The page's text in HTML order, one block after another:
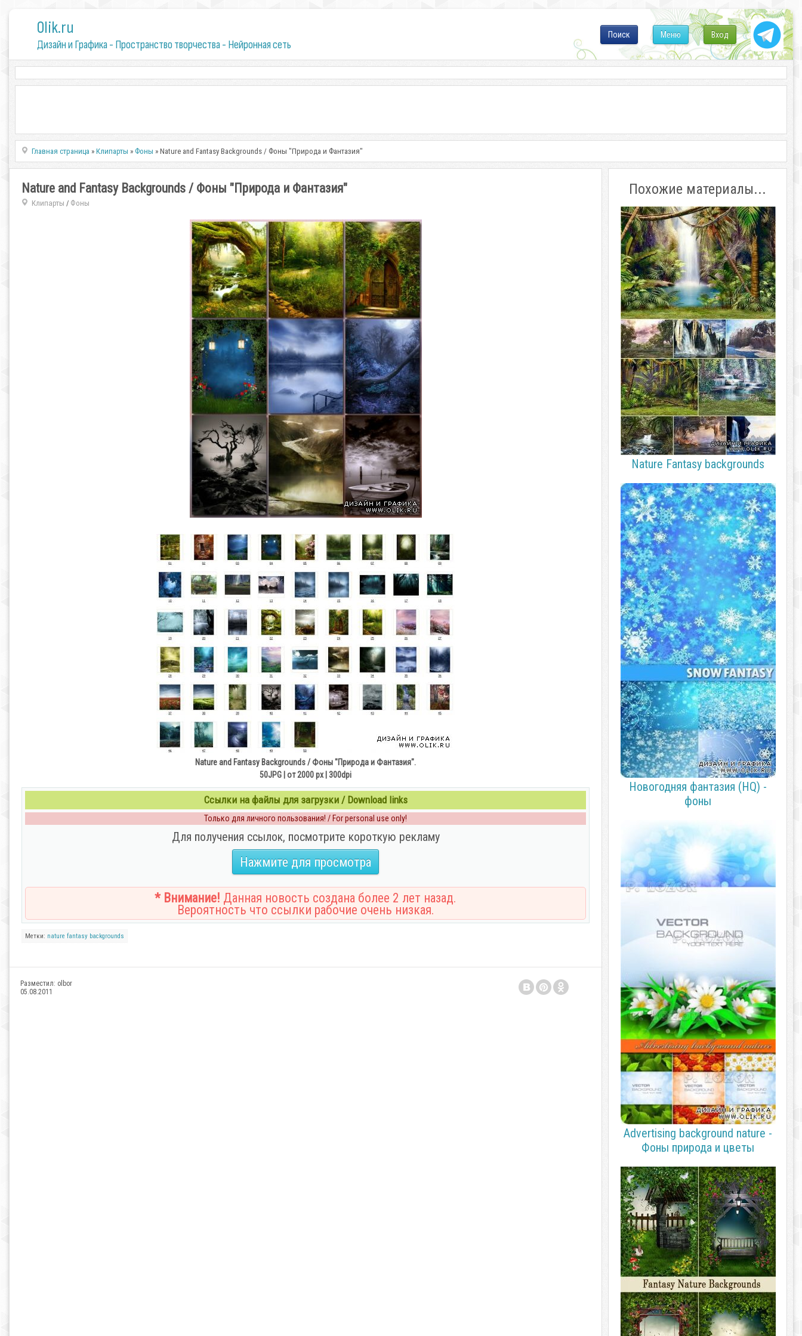
0lik.ru
Дизайн и Графика - Пространство творчества - Нейронная сеть
Вход
Меню
Поиск
Главная страница »Клипарты » Фоны » Nature and Fantasy Backgrounds / Фоны "Природа и Фантазия"
Nature and Fantasy Backgrounds / Фоны "Природа и Фантазия"
Клипарты / Фоны
Nature and Fantasy Backgrounds / Фоны "Природа и Фантазия".
50JPG | от 2000 px | 300dpi
Ссылки на файлы для загрузки / Download links
Только для личного пользования! / For personal use only!
Для получения ссылок, посмотрите короткую рекламу
Нажмите для просмотра
* Внимание! Данная новость создана более 2 лет назад.
Вероятность что ссылки рабочие очень низкая.
Метки: nature fantasy backgrounds
Разместил: olbor
05.08.2011
Похожие материалы...
Nature Fantasy backgrounds
Новогодняя фантазия (HQ) -
фоны
Advertising background nature -
Фоны природа и цветы